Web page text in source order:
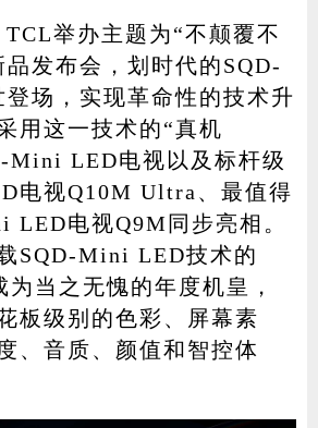
游记 直播
技巧 作者
注册
举办主题为“不颠覆不
品发布会，划时代的SQD-
场，实现革命性的技术升
用这一技术的“真机
Mini LED电视以及标杆级
电视Q10M Ultra、最值得
LED电视Q9M同步亮相。
SQD-Mini LED技术的
当之无愧的年度机皇，
板级别的色彩、屏幕素
、音质、颜值和智控体